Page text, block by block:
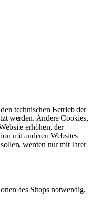
technischen Betrieb der
werden. Andere Cookies,
erhöhen, der
mit anderen Websites
werden nur mit Ihrer
des Shops notwendig.